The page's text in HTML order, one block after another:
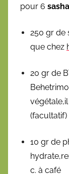
pour 6
250 gr de
que chez
20 gr de
végétale,il
(facultatif)
10 gr de
c. à café